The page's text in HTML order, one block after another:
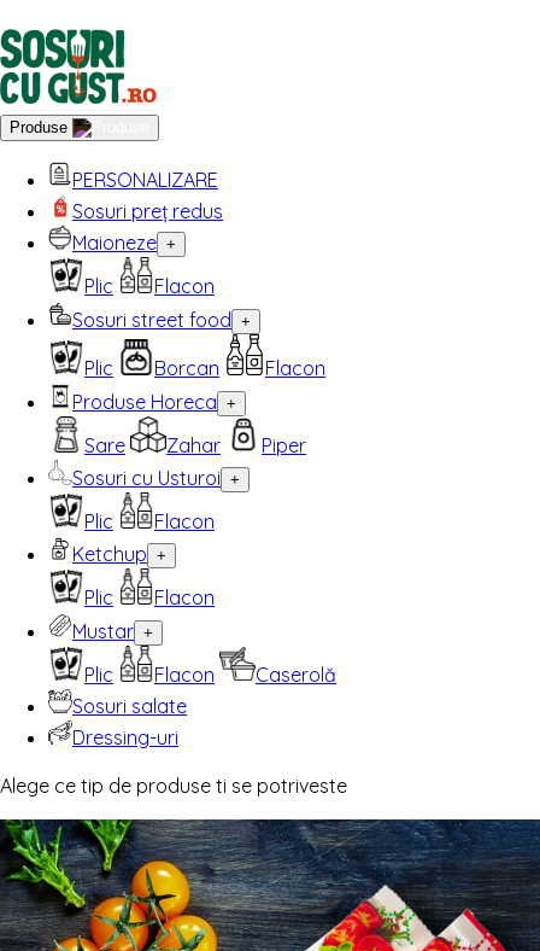
Produse
PERSONALIZARE
Sosuri preț redus
Maioneze +
Plic
Flacon
Sosuri street food +
Plic Borcan
Flacon
Produse Horeca +
Sare Zahar
Piper
Sosuri cu Usturoi +
Plic
Flacon
Ketchup +
Plic
Flacon
Mustar +
Plic Flacon
Caserolă
Sosuri salate
Dressing-uri
Alege ce tip de produse ti se potriveste